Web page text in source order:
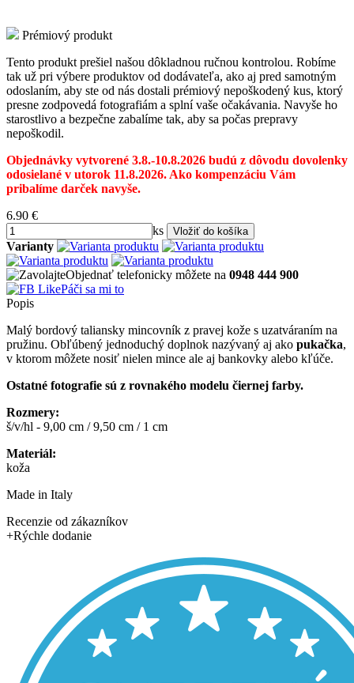
Prémiový produkt
Tento produkt prešiel našou dôkladnou ručnou kontrolou. Robíme
tak už pri výbere produktov od dodávateľa, ako aj pred samotným
odoslaním, aby ste od nás dostali prémiový nepoškodený kus, ktorý
presne zodpovedá fotografiám a splní vaše očakávania. Navyše ho
starostlivo a bezpečne zabalíme tak, aby sa počas prepravy
nepoškodil.
Objednávky vytvorené 3.8.-10.8.2026 budú z dôvodu dovolenky
odosielané v utorok 11.8.2026. Ako kompenzáciu Vám
pribalíme darček navyše.
6.90 €
ks
Varianty
Objednať telefonicky môžete na 0948 444 900
Páči sa mi to
Popis
Malý bordový taliansky mincovník z pravej kože s uzatváraním na
pružinu. Obľúbený jednoduchý doplnok nazývaný aj ako pukačka,
v ktorom môžete nosiť nielen mince ale aj bankovky alebo kľúče.
Ostatné fotografie sú z rovnakého modelu čiernej farby.
Rozmery:
š/v/hl - 9,00 cm / 9,50 cm / 1 cm
Materiál:
koža
Made in Italy
Recenzie od zákazníkov
+Rýchle dodanie